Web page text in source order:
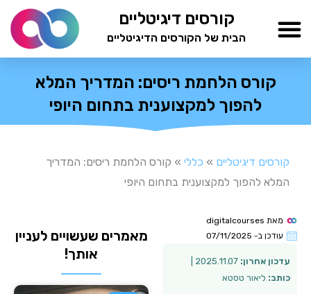
לתוכן
קורסים דיגיטליים
הבית של הקורסים הדיגיטליים
קורס הלחמת ריסים: המדריך המלא
להפוך למקצוענית בתחום היופי
קורסים דיגיטליים » כללי » קורס הלחמת ריסים: המדריך
המלא להפוך למקצוענית בתחום היופי
מאת
עודכן ב- 07/11/2025
עדכון אחרון:
כותב: ליאור טסטא
מאמרים שעשויים לעניין
אותך!